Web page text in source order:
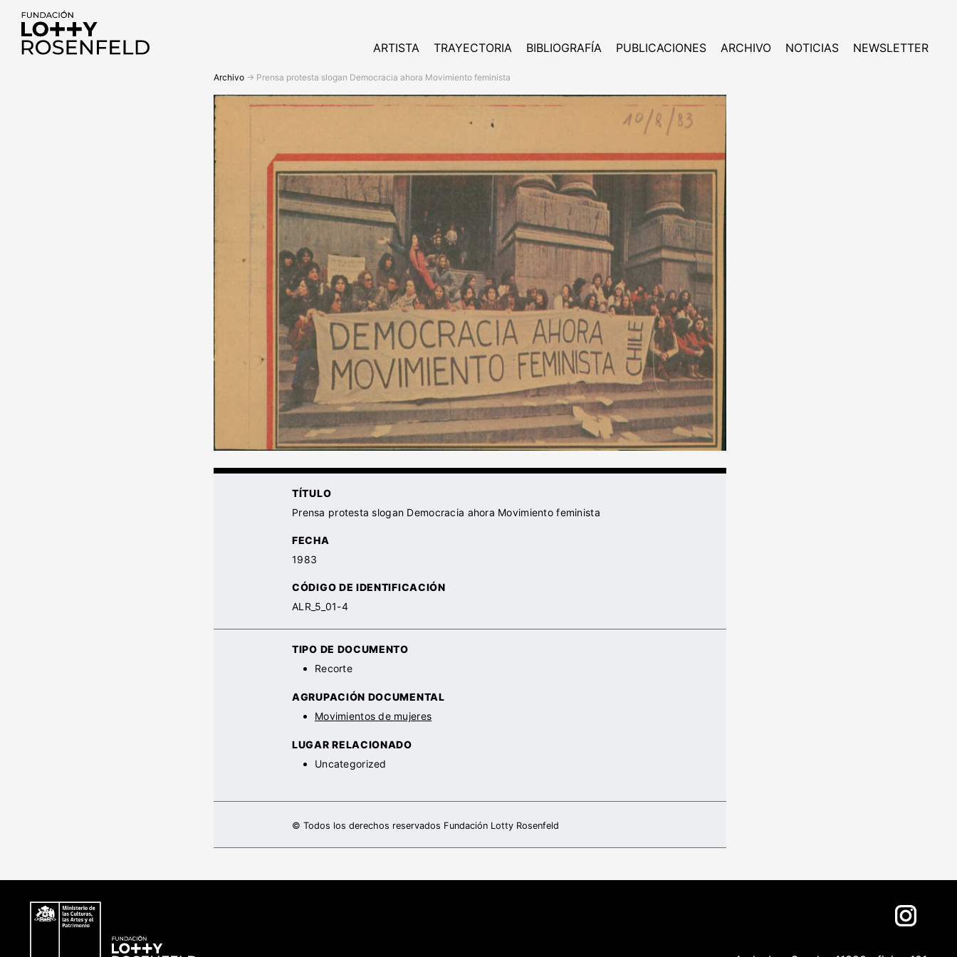
ARTISTA TRAYECTORIA BIBLIOGRAFÍA PUBLICACIONES ARCHIVO NOTICIAS NEWSLETTER
Archivo -> Prensa protesta slogan Democracia ahora Movimiento feminista
TÍTULO
Prensa protesta slogan Democracia ahora Movimiento feminista
FECHA
1983
CÓDIGO DE IDENTIFICACIÓN
ALR_5_01-4
TIPO DE DOCUMENTO
Recorte
AGRUPACIÓN DOCUMENTAL
Movimientos de mujeres
LUGAR RELACIONADO
Uncategorized
© Todos los derechos reservados Fundación Lotty Rosenfeld